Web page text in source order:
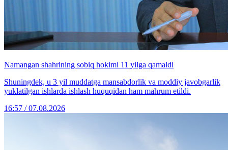
Namangan shahrining sobiq hokimi 11 yilga qamaldi
Shuningdek, u 3 yil muddatga mansabdorlik va moddiy javobgarlik
yuklatilgan ishlarda ishlash huquqidan ham mahrum etildi.
16:57 / 07.08.2026